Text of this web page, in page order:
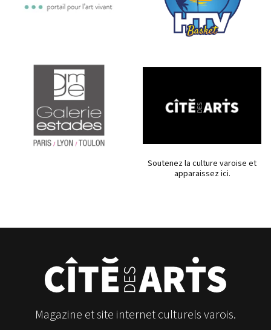
Soutenez la culture varoise et
apparaissez ici.
Magazine et site internet culturels varois.